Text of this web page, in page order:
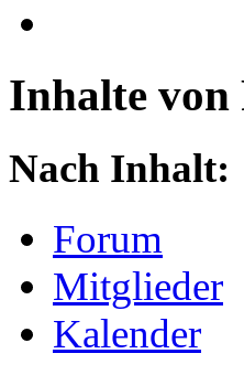
Inhalte von
Nach Inhalt:
Forum
Mitglieder
Kalender